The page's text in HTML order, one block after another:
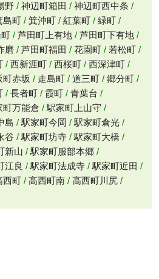
野 神辺町箱田
神辺町西中条
島町 箕沖町 紅葉町
緑町
芦田町上有地
芦田町下有地
磨 芦田町福田 花園町
若松町
西新涯町 西桜町
西深津町
町赤坂 走島町 道三町
郷分町
長者町 霞町
青葉台
町万能倉
駅家町上山守
島 駅家町今岡
駅家町倉光
谷 駅家町坊寺
駅家町大橋
新山
駅家町服部本郷
江良 駅家町法成寺
駅家町近田
西町 高西町南
高西町川尻